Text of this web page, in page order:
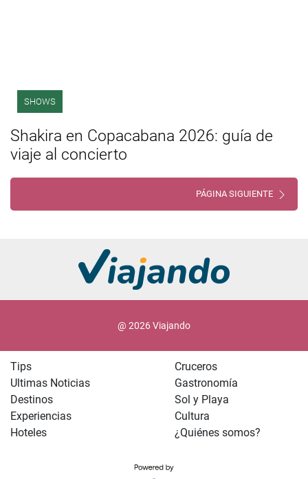
SHOWS
Shakira en Copacabana 2026: guía de
viaje al concierto
PÁGINA SIGUIENTE
@ 2026 Viajando
Tips
Ultimas Noticias
Destinos
Experiencias
Hoteles
Cruceros
Gastronomía
Sol y Playa
Cultura
¿Quiénes somos?